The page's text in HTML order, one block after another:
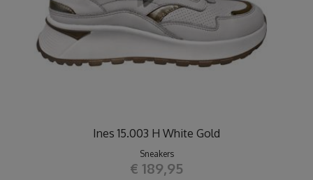
Ines 15.003 H White Gold
Sneakers
€ 189,95